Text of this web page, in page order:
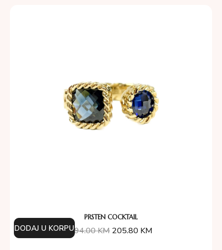
PRSTEN COCKTAIL
294.00KM 205.80 KM
DODAJ U KORPU